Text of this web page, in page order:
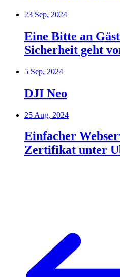
23 Sep, 2024
Eine Bitte an
Sicherheit geht
5 Sep, 2024
DJI Neo
25 Aug, 2024
Einfacher
Zertifikat unter